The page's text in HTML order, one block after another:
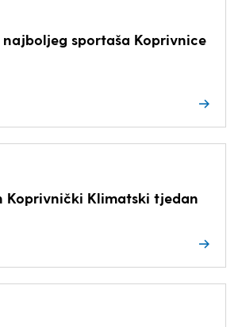
najboljeg sportaša Koprivnice
Koprivnički Klimatski tjedan